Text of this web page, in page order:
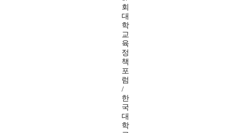
회
대
학
교
육
정
책
포
럼
/
한
국
대
학